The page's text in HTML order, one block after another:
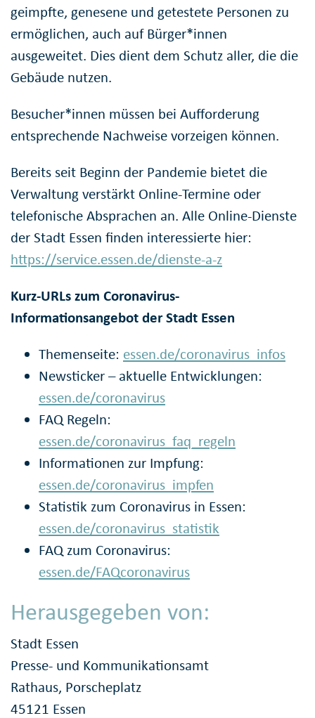
geimpfte, genesene und getestete Personen zu
ermöglichen, auch auf Bürger*innen
ausgeweitet. Dies dient dem Schutz aller, die die
Gebäude nutzen.
Besucher*innen müssen bei Aufforderung
entsprechende Nachweise vorzeigen können.
Bereits seit Beginn der Pandemie bietet die
Verwaltung verstärkt Online-Termine oder
telefonische Absprachen an. Alle Online-Dienste
der Stadt Essen finden interessierte hier:
https://service.essen.de/dienste-a-z
Kurz-URLs zum Coronavirus-
Informationsangebot der Stadt Essen
Themenseite: essen.de/coronavirus_infos
Newsticker – aktuelle Entwicklungen:
essen.de/coronavirus
FAQ Regeln:
essen.de/coronavirus_faq_regeln
Informationen zur Impfung:
essen.de/coronavirus_impfen
Statistik zum Coronavirus in Essen:
essen.de/coronavirus_statistik
FAQ zum Coronavirus:
essen.de/FAQcoronavirus
Herausgegeben von:
Stadt Essen
Presse- und Kommunikationsamt
Rathaus, Porscheplatz
45121 Essen